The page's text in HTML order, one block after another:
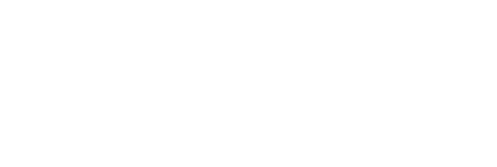
particolare attrezzatura per testare telai e forcelle, in
l’informazione con inchieste e rubriche fisse dedicate
amatoriale in generale, ai personaggi, alle gare e ai campioni